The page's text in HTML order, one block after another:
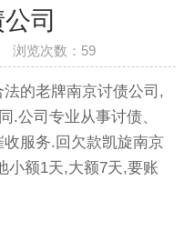
司
浏览次数： 59
法的老牌南京讨债公司 ,
.公司专业从事讨债、
服务.回欠款凯旋南京
小额1天,大额7天,要账